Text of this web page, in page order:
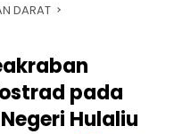
DARAT
pada
Hulaliu